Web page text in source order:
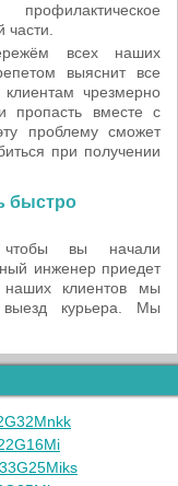
всех наших
выяснит все
чрезмерно
пропасть вместе с
проблему сможет
при получении
быстро
чтобы вы начали
инженер приедет
клиентов мы
курьера. Мы